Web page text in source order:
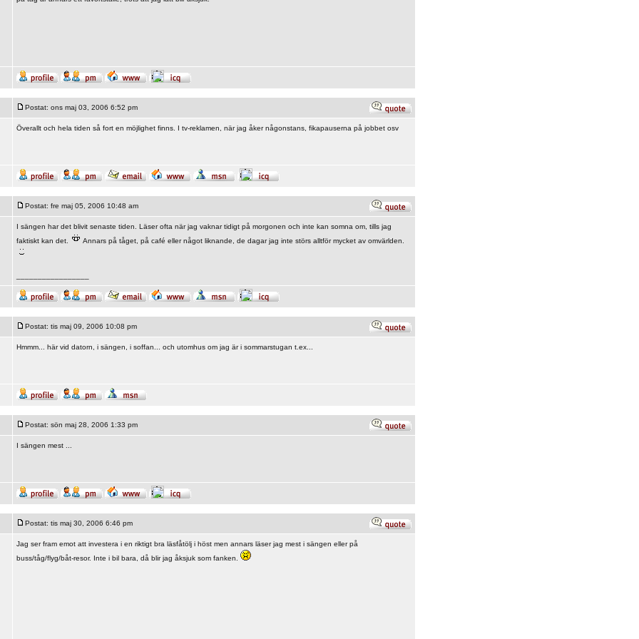
Postat: ons maj 03, 2006 6:52 pm
Överallt och hela tiden så fort en möjlighet finns. I tv-reklamen, när jag åker någonstans, fikapauserna på jobbet osv
Postat: fre maj 05, 2006 10:48 am
I sängen har det blivit senaste tiden. Läser ofta när jag vaknar tidigt på morgonen och inte kan somna om, tills jag
faktiskt kan det.
Annars på tåget, på café eller något liknande, de dagar jag inte störs alltför mycket av omvärlden.
Postat: tis maj 09, 2006 10:08 pm
Hmmm... här vid datorn, i sängen, i soffan... och utomhus om jag är i sommarstugan t.ex...
Postat: sön maj 28, 2006 1:33 pm
I sängen mest ...
Postat: tis maj 30, 2006 6:46 pm
Jag ser fram emot att investera i en riktigt bra läsfåtölj i höst men annars läser jag mest i sängen eller på
buss/tåg/flyg/båt-resor. Inte i bil bara, då blir jag åksjuk som fanken.